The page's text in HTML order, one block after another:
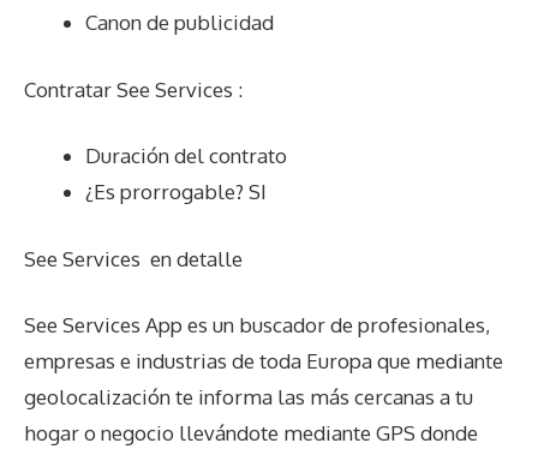
Canon de publicidad
Contratar See Services :
Duración del contrato
¿Es prorrogable? SI
See Services en detalle
See Services App es un buscador de profesionales,
empresas e industrias de toda Europa que mediante
geolocalización te informa las más cercanas a tu
hogar o negocio llevándote mediante GPS donde